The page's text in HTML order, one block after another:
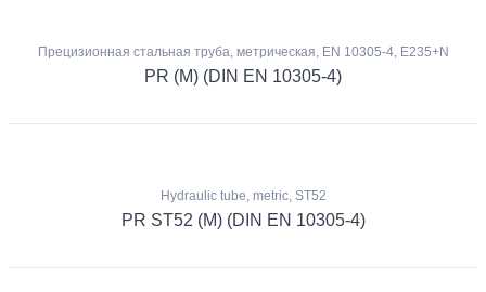
Прецизионная стальная труба, метрическая, EN 10305-4, E235+N
PR (M) (DIN EN 10305-4)
Hydraulic tube, metric, ST52
PR ST52 (M) (DIN EN 10305-4)